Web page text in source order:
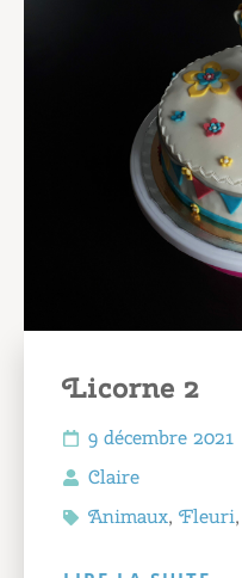
Licorne 2
9 décembre 2021
Claire
Animaux, Fleuri,